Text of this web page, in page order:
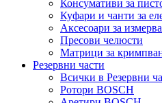
Консумативи за
Куфари и чанти за
Аксесоари за
Пресови челюсти
Матрици за
Резервни части
Всички в Резервни
Ротори BOSCH